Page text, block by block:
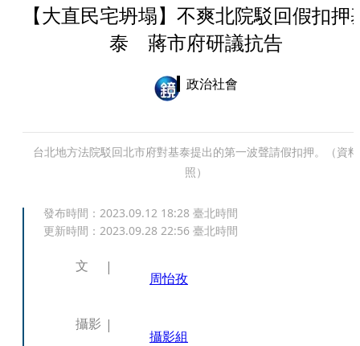
【大直民宅坍塌】不爽北院駁回假扣押
泰 蔣市府研議抗告
政治社會
台北地方法院駁回北市府對基泰提出的第一波聲請假扣押。（資料
照）
發布時間： 2023.09.12 18:28 臺北時間
更新時間： 2023.09.28 22:56 臺北時間
文
周怡孜
攝影
攝影組